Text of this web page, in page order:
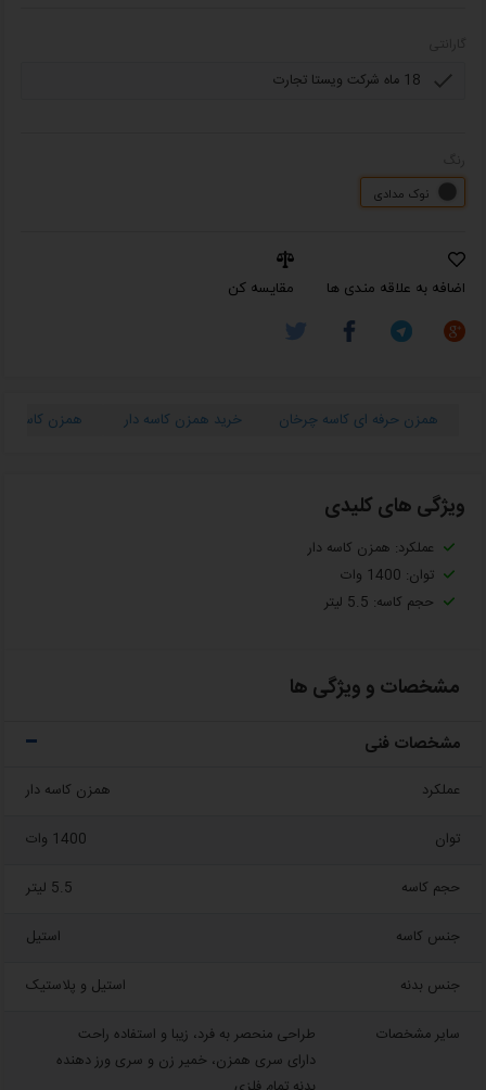
نوک مدادی
اضافه به علاقه مندی ها مقایسه کن
همزن حرفه ای کاسه چرخان خرید همزن کاسه دار همزن کاسه
ویژگی های کلیدی
عملکرد: همزن کاسه دار
توان: 1400 وات
حجم کاسه: 5.5 لیتر
مشخصات و ویژگی ها
مشخصات فنی
عملکرد همزن کاسه دار
توان 1400 وات
حجم کاسه 5.5 لیتر
جنس کاسه استیل
جنس بدنه استیل و پلاستیک
سایر مشخصات
طراحی منحصر به فرد، زیبا و استفاده راحت
دارای سری همزن، خمیر زن و سری ورز دهنده